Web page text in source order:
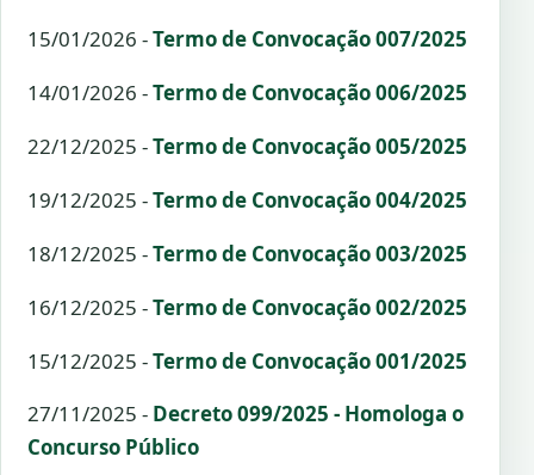
15/01/2026 -Termo de Convocação 007/2025
14/01/2026 -Termo de Convocação 006/2025
22/12/2025 -Termo de Convocação 005/2025
19/12/2025 -Termo de Convocação 004/2025
18/12/2025 -Termo de Convocação 003/2025
16/12/2025 -Termo de Convocação 002/2025
15/12/2025 -Termo de Convocação 001/2025
27/11/2025 - Decreto 099/2025 - Homologa o
Concurso Público